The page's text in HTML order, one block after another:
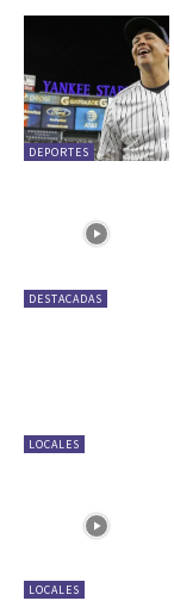
DEPORTES
DESTACADAS
LOCALES
LOCALES